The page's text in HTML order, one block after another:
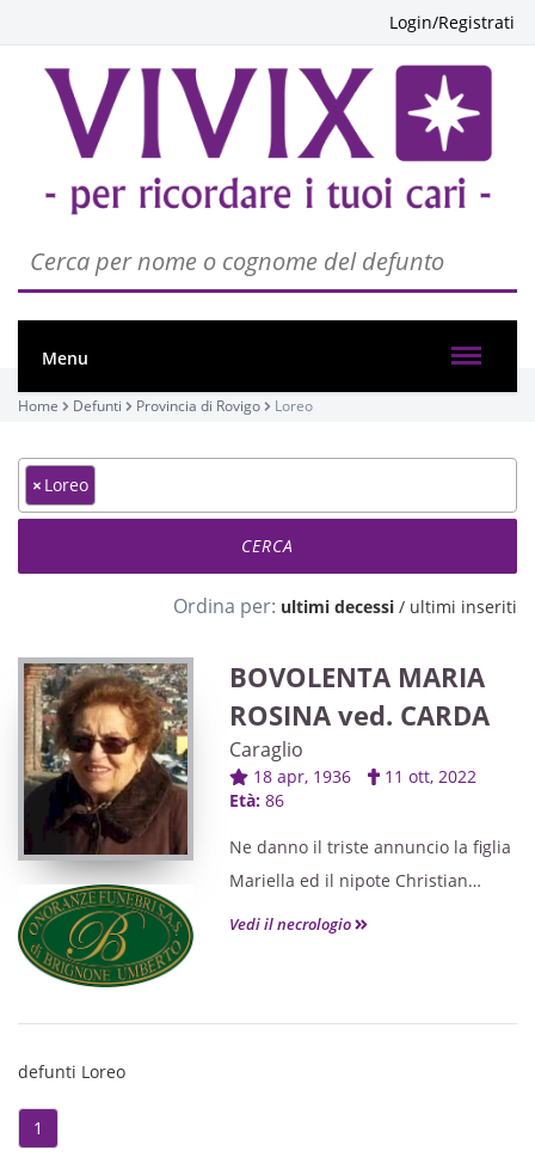
Login/Registrati
Menu
Home Defunti Provincia di Rovigo Loreo
× Loreo
Ordina per: ultimi decessi / ultimi inseriti
BOVOLENTA MARIA
ROSINA ved. CARDA
Caraglio
18 apr, 1936
11 ott, 2022
Età: 86
Ne danno il triste annuncio la figlia
Mariella ed il nipote Christian
unitamente ai parenti tutti. La cara
Vedi il necrologio
defunti Loreo
1